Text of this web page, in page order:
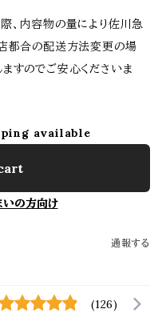
、内容物の量により佐川急
都合の配送方法変更の場
すのでご安心くださいま
available
いの方向け
通報する
(126)